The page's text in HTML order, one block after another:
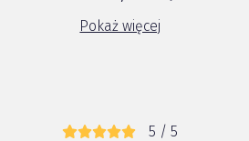
plater nie odznacza sie pod pomadką.
No po prostu cudo,
Pokaż więcej
5 / 5